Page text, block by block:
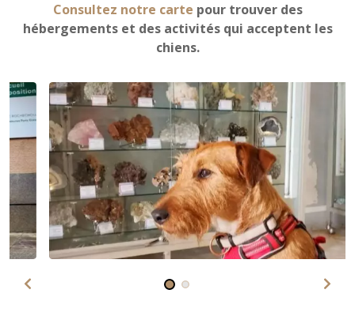
Consultez notre carte pour trouver des
hébergements et des activités qui acceptent les
chiens.